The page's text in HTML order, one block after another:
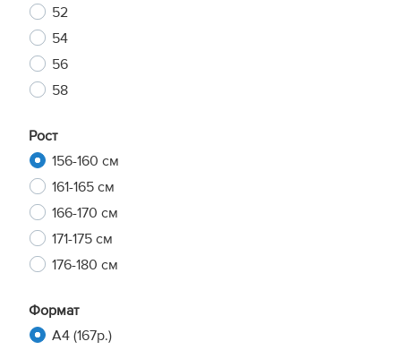
52
54
56
58
Рост
156-160 см
161-165 см
166-170 см
171-175 см
176-180 см
Формат
A4 (167р.)